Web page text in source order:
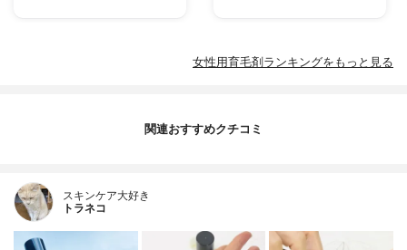
女性用育毛剤ランキングをもっと見る
関連おすすめクチコミ
スキンケア大好き
トラネコ